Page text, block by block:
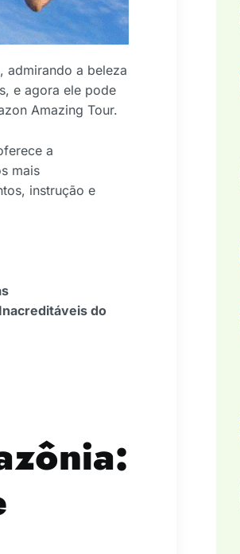
admirando a beleza
e agora ele pode
Amazing Tour.
a
mais
instrução e
do